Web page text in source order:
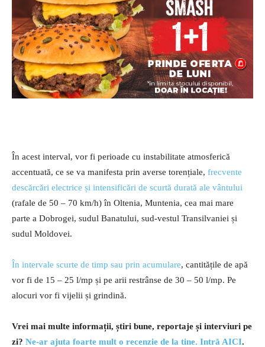
În acest interval, vor fi perioade cu instabilitate atmosferică
accentuată, ce se va manifesta prin averse torențiale, frecvente
descărcări electrice și intensificări de scurtă durată ale vântului
(rafale de 50 – 70 km/h) în Oltenia, Muntenia, cea mai mare
parte a Dobrogei, sudul Banatului, sud-vestul Transilvaniei și
sudul Moldovei.
În intervale scurte de timp sau prin acumulare, cantitățile de apă
vor fi de 15 – 25 l/mp și pe arii restrânse de 30 – 50 l/mp. Pe
alocuri vor fi vijelii și grindină.
Vrei mai multe informații, știri bune, reportaje și interviuri pe
zi? Ne-ar ajuta foarte mult o recenzie de la tine. Intră AICI.